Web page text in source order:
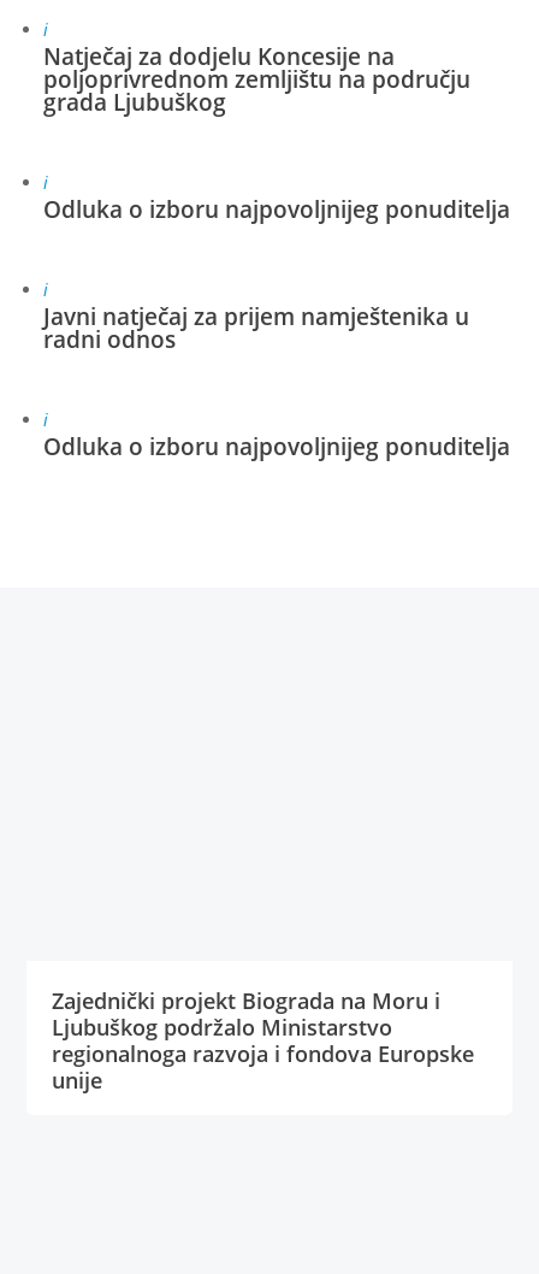
i
Natječaj za dodjelu Koncesije na
poljoprivrednom zemljištu na području
grada Ljubuškog
i
Odluka o izboru najpovoljnijeg ponuditelja
i
Javni natječaj za prijem namještenika u
radni odnos
i
Odluka o izboru najpovoljnijeg ponuditelja
Zajednički projekt Biograda na Moru i
Ljubuškog podržalo Ministarstvo
regionalnoga razvoja i fondova Europske
unije